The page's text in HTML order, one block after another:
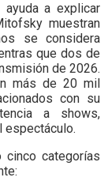
a explicar
muestran
se considera
que dos de
de 2026.
más de 20 mil
con su
a shows,
espectáculo.
cinco categorías